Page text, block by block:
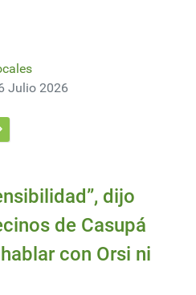
Julio 2026
semana el puerto volvió a parar, el
Paro indefinido en TCP: el
dijo
de Casupá
con Orsi ni